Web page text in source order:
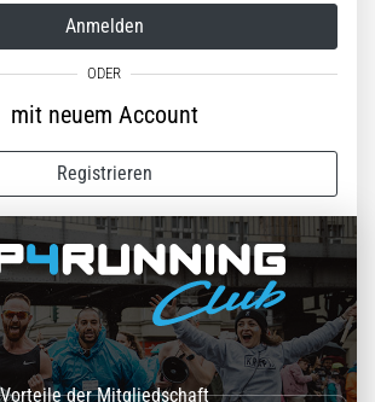
Anmelden
mit neuem Account
Registrieren